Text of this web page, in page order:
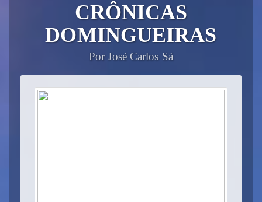
CRÔNICAS
DOMINGUEIRAS
Por José Carlos Sá